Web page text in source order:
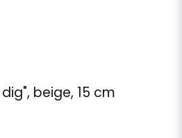
beige, 15 cm